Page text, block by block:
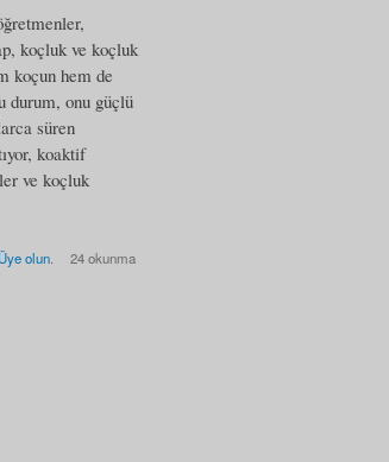
koçluk ve koçluk
koçun hem de
durum, onu güçlü
süren
koaktif
ve koçluk
Üye olun. 24 okunma